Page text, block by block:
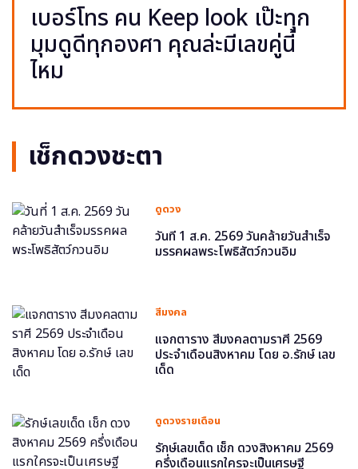
เบอร์โทร คน Keep look เป๊ะทุก
มุมดูดีทุกองศา คุณล่ะมีเลขคู่นี้
ไหม
เช็กดวงชะตา
ดูดวง
วันที่ 1 ส.ค. 2569 วันคล้ายวันสำเร็จ
มรรคผลพระโพธิสัตว์กวนอิม
สีมงคล
แจกตาราง สีมงคลตามราศี 2569
ประจำเดือนสิงหาคม โดย อ.รักษ์ เลข
เด็ด
ดูดวงรายเดือน
รักษ์เลขเด็ด เช็ก ดวงสิงหาคม 2569
ครึ่งเดือนแรกใครจะเป็นเศรษฐี